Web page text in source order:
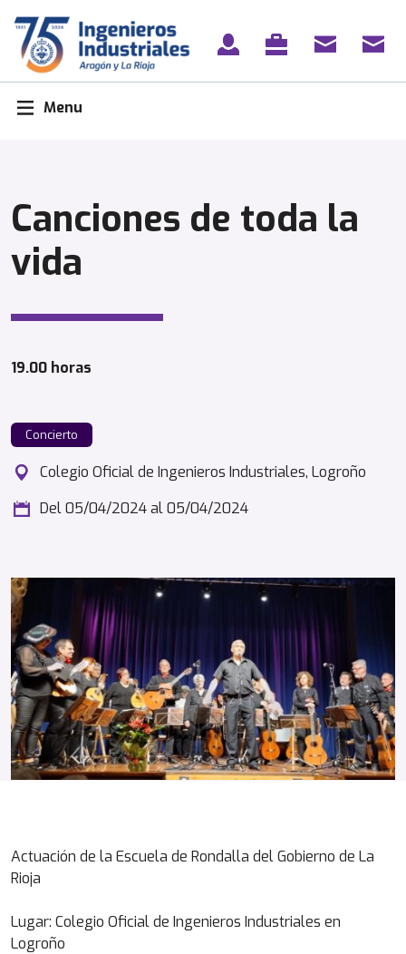
content
Menu
Canciones de toda la
vida
19.00 horas
Concierto
Colegio Oficial de Ingenieros Industriales, Logroño
Del 05/04/2024al 05/04/2024
Actuación de la Escuela de Rondalla del Gobierno de La
Rioja
Lugar: Colegio Oficial de Ingenieros Industriales en
Logroño